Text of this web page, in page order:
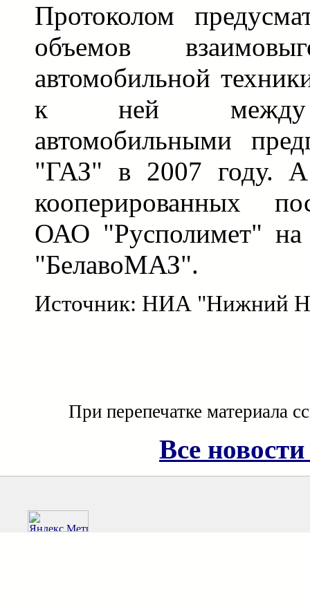
Протоколом
объемов
автомобильной
к ней между
автомобильными
"ГАЗ" в 2007 году. А
кооперированных
ОАО "Русполимет"
"БелавоМАЗ".
Источник: НИА "Нижний
При перепечатке материала
Все